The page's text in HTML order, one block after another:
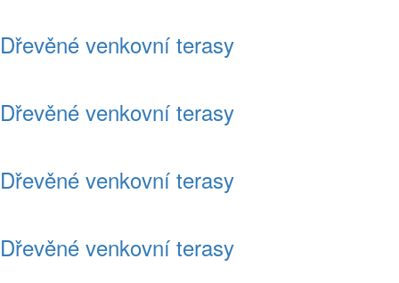
Dřevěné venkovní terasy
Dřevěné venkovní terasy
Dřevěné venkovní terasy
Dřevěné venkovní terasy